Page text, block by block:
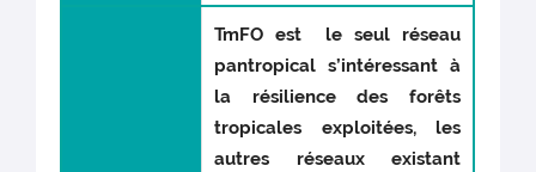
TmFO est le seul réseau
pantropical s’intéressant à
la résilience des forêts
tropicales exploitées, les
autres réseaux existant